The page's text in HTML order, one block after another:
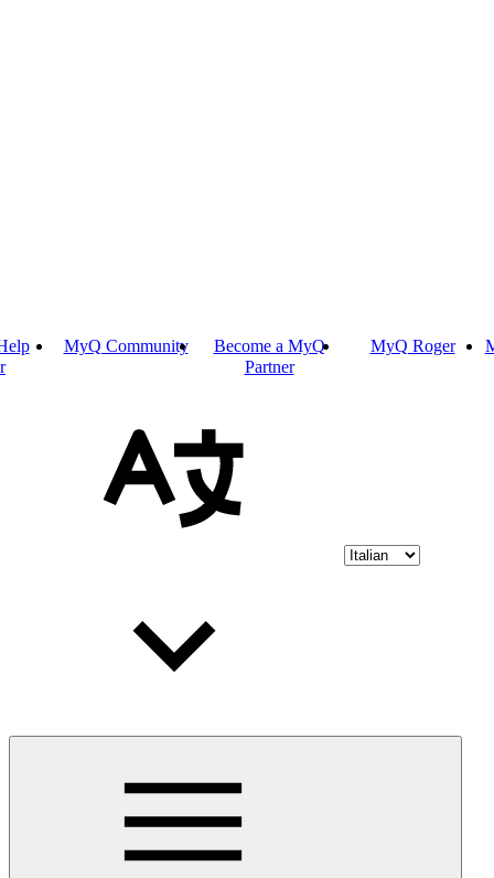
MyQ Community
Become a MyQ
Partner
MyQ Roger